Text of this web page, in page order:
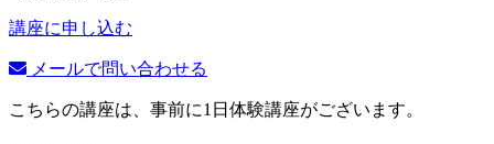
講座に申し込む
メールで問い合わせる
こちらの講座は、事前に1日体験講座がございます。